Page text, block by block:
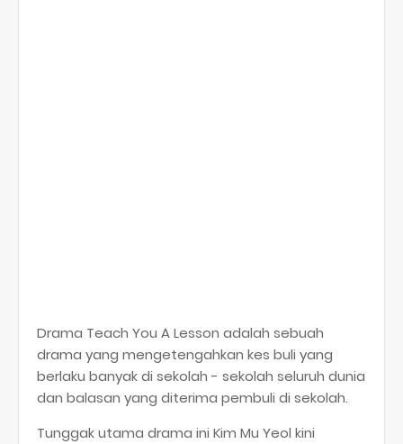
Drama Teach You A Lesson adalah sebuah
drama yang mengetengahkan kes buli yang
berlaku banyak di sekolah - sekolah seluruh dunia
dan balasan yang diterima pembuli di sekolah.
Tunggak utama drama ini Kim Mu Yeol kini